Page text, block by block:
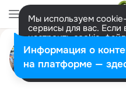
Мы используем
сервисы для вас. Если
настроить cookie-
представитель.
Разрешить все
Евгения
Уш Тобе 16
Подробнее
Информация о
на платформе —